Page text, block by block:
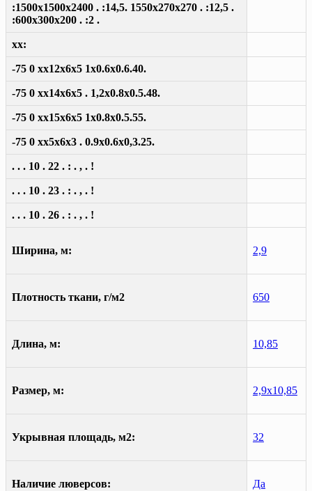
:1500x1500x2400 . :14,5. 1550x270x270 . :12,5 .
:600x300x200 . :2 .
xx:
-75 0 xx12x6x5 1x0.6x0.6.40.
-75 0 xx14x6x5 . 1,2x0.8x0.5.48.
-75 0 xx15x6x5 1x0.8x0.5.55.
-75 0 xx5x6x3 . 0.9x0.6x0,3.25.
. . . 10 . 22 . : . , . !
. . . 10 . 23 . : . , . !
. . . 10 . 26 . : . , . !
Ширина, м: 2,9
Плотность ткани, г/м2 650
Длина, м: 10,85
Размер, м: 2,9х10,85
Укрывная площадь, м2: 32
Наличие люверсов: Да